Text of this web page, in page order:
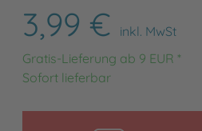
3,99 €
inkl. MwSt
Gratis-Lieferung ab 9 EUR *
Sofort lieferbar